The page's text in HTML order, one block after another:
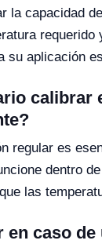
la capacidad
su aplicación
calibrar
regular es
dentro
las
en caso